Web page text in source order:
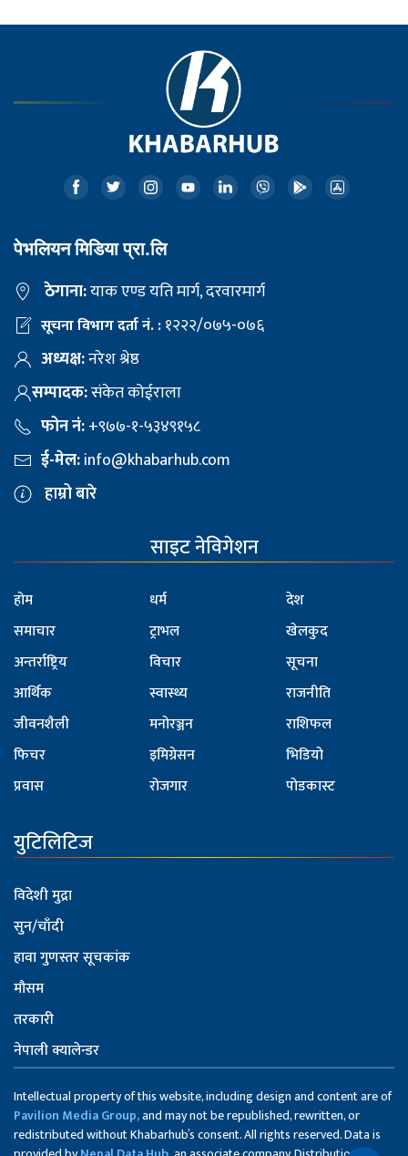
पेभलियन मिडिया प्रा.लि
ठेगाना:याक एण्ड यति मार्ग, दरवारमार्ग
सूचना विभाग दर्ता नं. :१२२२/०७५-०७६
अध्यक्ष:नरेश श्रेष्ठ
सम्पादक:संकेत कोईराला
फोन नं:+९७७-१-५३४९१५८
ई-मेल:info@khabarhub.com
हाम्रो बारे
साइट नेविगेशन
होम
समाचार
अन्तर्राष्ट्रिय
आर्थिक
जीवनशैली
फिचर
प्रवास
धर्म
ट्राभल
विचार
स्वास्थ्य
मनोरञ्जन
इमिग्रेसन
रोजगार
देश
खेलकुद
सूचना
राजनीति
राशिफल
भिडियो
पोडकास्ट
युटिलिटिज
विदेशी मुद्रा
सुन/चाँदी
हावा गुणस्तर सूचकांक
मौसम
तरकारी
नेपाली क्यालेन्डर
Intellectual property of this website, including design and content are of
Pavilion Media Group,and may not be republished, rewritten, or
redistributed without Khabarhub’s consent. All rights reserved. Data is